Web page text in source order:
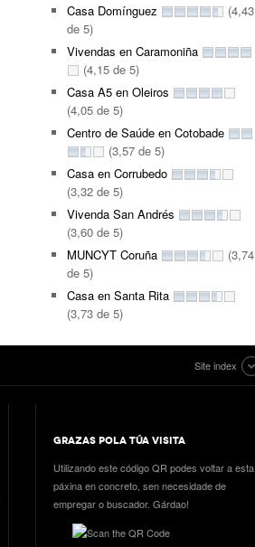
Casa Domínguez
(4,43
de 5)
Vivendas en Caramoniña
(4,15 de 5)
Casa A5 en Oleiros
(4,05 de 5)
Centro de Saúde en Cotobade
(3,57 de 5)
Casa en Corrubedo
(3,32 de 5)
Vivenda San Andrés
(3,60 de 5)
MUNCYT Coruña
(3,74
de 5)
Casa en Santa Rita
(3,73 de 5)
Site index
GRAZAS POLA TÚA VISITA
Utilizando este código QR podes voltar a esta
páxina en concreto, sen necesidade de
empregar o buscador. Gárdao!